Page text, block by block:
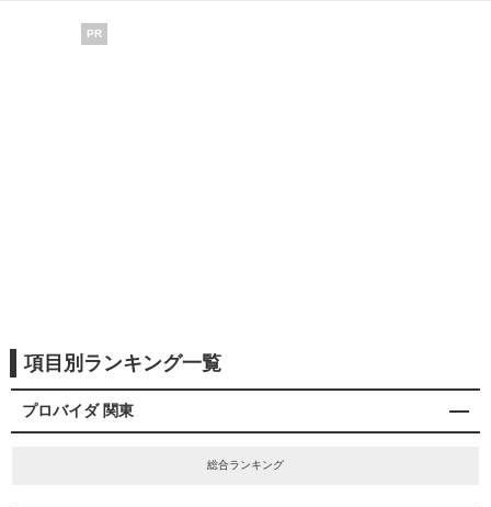
PR
項目別ランキング一覧
プロバイダ 関東
総合ランキング